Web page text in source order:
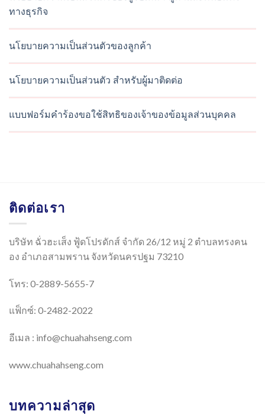
ทางธุรกิจ
นโยบายความเป็นส่วนตัวของลูกค้า
นโยบายความเป็นส่วนตัว สำหรับผู้มาติดต่อ
แบบฟอร์มคำร้องขอใช้สิทธิของเจ้าของข้อมูลส่วนบุคคล
ติดต่อเรา
บริษัท ฉั่วฮะเส็ง ฟู้ดโปรดักส์ จำกัด 26/12 หมู่ 2 ตำบลทรงคน
อง อำเภอสามพราน จังหวัดนครปฐม 73210
โทร: 0-2889-5655-7
แฟ็กซ์: 0-2482-2022
อีเมล : info@chuahahseng.com
www.chuahahseng.com
บทความล่าสุด